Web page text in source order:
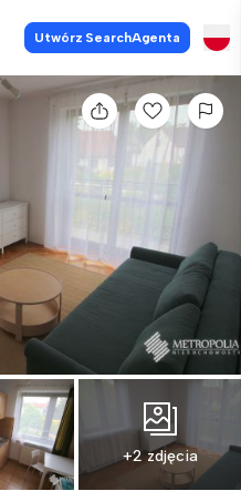
Utwórz SearchAgenta
+2 zdjęcia